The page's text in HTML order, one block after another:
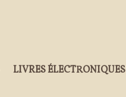
LIVRES ÉLECTRONIQUES